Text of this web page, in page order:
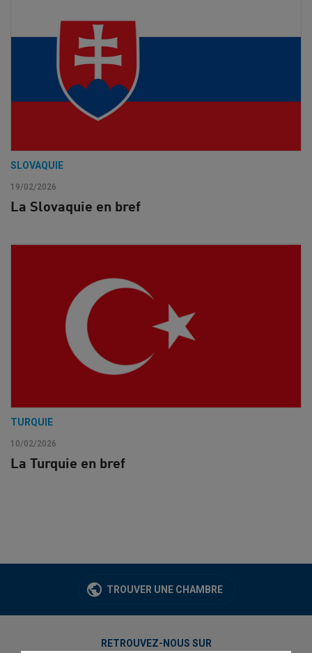
SLOVAQUIE
19/02/2026
La Slovaquie en bref
TURQUIE
10/02/2026
La Turquie en bref
TROUVER UNE CHAMBRE
RETROUVEZ-NOUS SUR